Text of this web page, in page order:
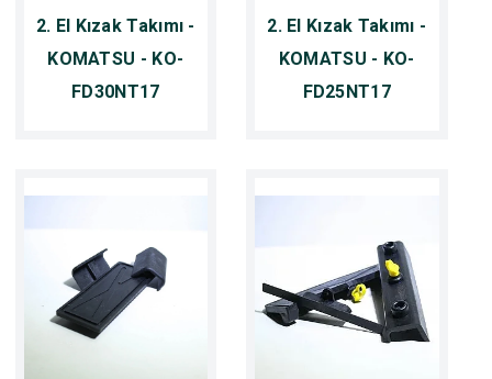
2. El Kızak Takımı -
KOMATSU - KO-
FD30NT17
2. El Kızak Takımı -
KOMATSU - KO-
FD25NT17